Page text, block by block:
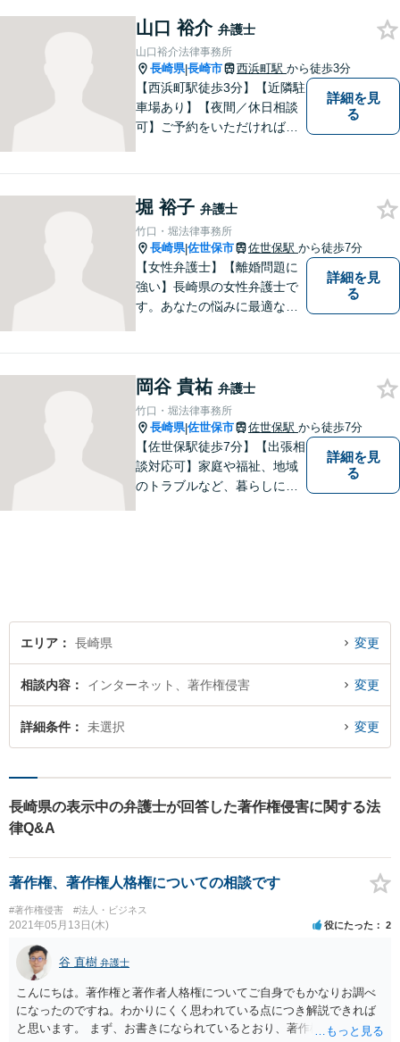
山口 裕介 弁護士
山口裕介法律事務所
長崎県|長崎市 西浜町駅 から徒歩3分
【西浜町駅徒歩3分】【近隣駐
車場あり】【夜間／休日相談
可】ご予約をいただければ、
にご相談ください。
詳細を見
る
堀 裕子 弁護士
竹口・堀法律事務所
長崎県|佐世保市 佐世保駅 から徒歩7分
【女性弁護士】【離婚問題に
強い】長崎県の女性弁護士で
す。あなたの悩みに最適なリ
詳細を見
る
岡谷 貴祐 弁護士
竹口・堀法律事務所
長崎県|佐世保市 佐世保駅 から徒歩7分
【佐世保駅徒歩7分】【出張相
談対応可】家庭や福祉、地域
のトラブルなど、暮らしに根
詳細を見
る
エリア 長崎県 変更
相談内容 インターネット、著作権侵害 変更
詳細条件 未選択 変更
長崎県の表示中の弁護士が回答した著作権侵害に関する法
律Q&A
著作権、著作権人格権についての相談です
#著作権侵害 #法人・ビジネス
2021年05月13日(木) 役にたった 2
谷 直樹 弁護士
こんにちは。著作権と著作者人格権についてご自身でもかなりお調べ
になったのですね。わかりにくく思われている点につき解説できれば
と思います。 まず、お書きになられているとおり、著作権と著作者人